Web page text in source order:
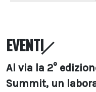
EVENTI
Al via la 2°
Summit, un